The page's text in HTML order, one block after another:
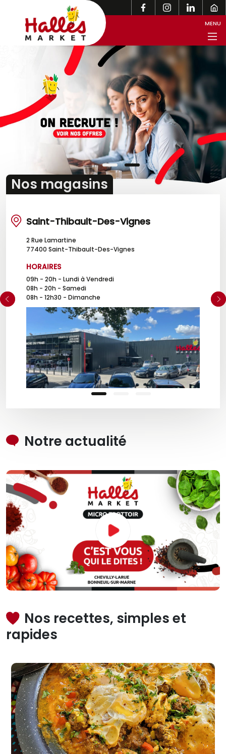
Halles Market -
MENU
Nos magasins
Saint-Thibault-Des-Vignes
2 Rue Lamartine
77400 Saint-Thibault-Des-Vignes
HORAIRES
09h - 20h - Lundi à Vendredi
08h - 20h - Samedi
08h - 12h30 - Dimanche
Notre actualité
Nos recettes, simples et
rapides